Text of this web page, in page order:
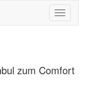
Toggle
zum Comfort